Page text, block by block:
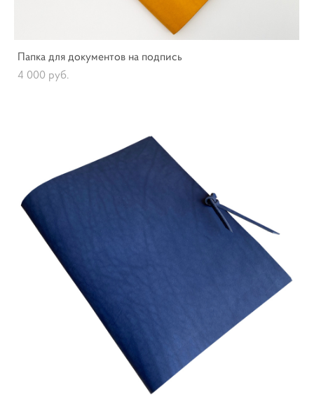
Папка для документов на подпись
4 000 pуб.